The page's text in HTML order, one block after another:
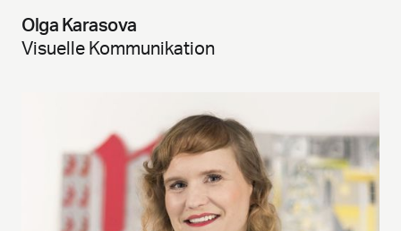
Olga Karasova
Visuelle Kommunikation